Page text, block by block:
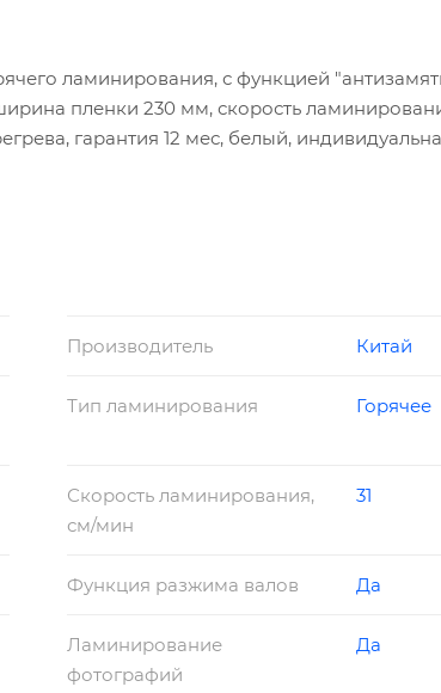
ламинирования, с функцией
пленки 230 мм, скорость
гарантия 12 мес, белый,
Производитель Китай
Тип ламинирования Горячее
Скорость ламинирования,
см/мин
31
Функция разжима валов Да
Ламинирование
фотографий
Да